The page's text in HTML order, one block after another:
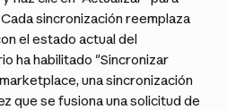
sincronización reemplaza
el estado actual del
ha habilitado "Sincronizar
una sincronización
que se fusiona una solicitud de